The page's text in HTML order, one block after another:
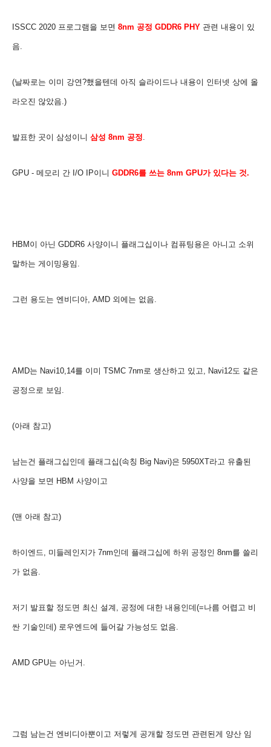
ISSCC 2020 프로그램을 보면 8nm 공정 GDDR6 PHY 관련 내용이 있
음.
(날짜로는 이미 강연?했을텐데 아직 슬라이드나 내용이 인터넷 상에 올
라오진 않았음. )
발표한 곳이 삼성이니 삼성 8nm 공정
GPU - 메모리 간 I/O IP이니 GDDR6를 쓰는 8nm GPU가 있다는 것.
HBM이 아닌 GDDR6 사양이니 플래그십이나 컴퓨팅용은 아니고 소위
말하는 게이밍용임.
그런 용도는 엔비디아, AMD 외에는 없음.
AMD는 Navi10,14를 이미 TSMC 7nm로 생산하고 있고, Navi12도 같은
공정으로 보임.
(아래 참고)
남는건 플래그십 인데 플래그십(속칭 Big Navi)은 5950XT라고 유출된
사양을 보면 HBM 사양이고
(맨 아래 참고)
하이엔드, 미들레인지가 7nm인데 플래그십에 하위 공정인 8nm를 쓸리
가 없음.
저기 발표할 정도면 최신 설계, 공정에 대한 내용인데(=나름 어렵고 비
싼 기술인데) 로우엔드에 들어갈 가능성도 없음.
AMD GPU는 아닌거.
그럼 남는건 엔비디아뿐이고 저렇게 공개 할 정도면 관련된게 양산 임